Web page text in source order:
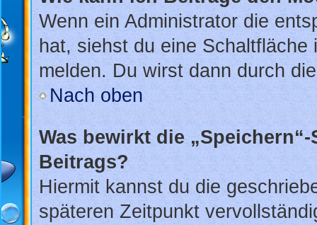
Wenn ein Administrator die
hat, siehst du eine
melden. Du wirst dann durch
Nach oben
Was bewirkt die
Beitrags?
Hiermit kannst du die
späteren Zeitpunkt